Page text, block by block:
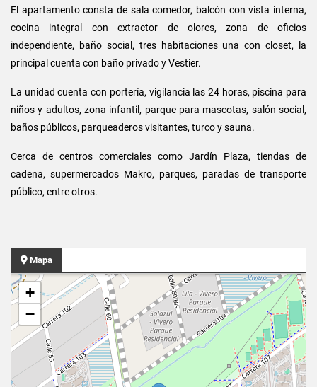
El apartamento consta de sala comedor, balcón con vista interna,
cocina integral con extractor de olores, zona de oficios
independiente, baño social, tres habitaciones una con closet, la
principal cuenta con baño privado y Vestier.
La unidad cuenta con portería, vigilancia las 24 horas, piscina para
niños y adultos, zona infantil, parque para mascotas, salón social,
baños públicos, parqueaderos visitantes, turco y sauna.
Cerca de centros comerciales como Jardín Plaza, tiendas de
cadena, supermercados Makro, parques, paradas de transporte
público, entre otros.
Mapa
+
−